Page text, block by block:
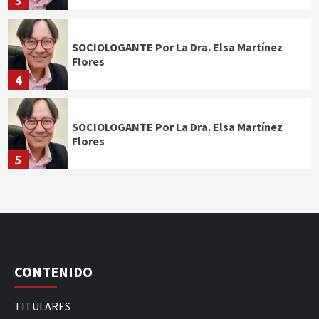
4
SOCIOLOGANTE Por La Dra. Elsa Martínez
Flores
5
SOCIOLOGANTE Por La Dra. Elsa Martínez
Flores
CONTENIDO
TITULARES